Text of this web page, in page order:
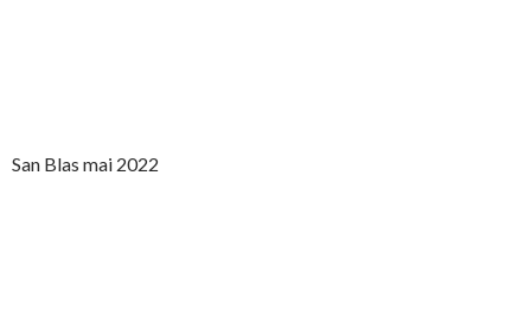
San Blas mai 2022